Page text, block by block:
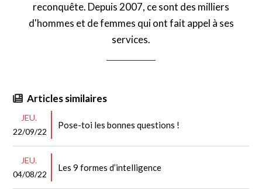
reconquête. Depuis 2007, ce sont des milliers
d'hommes et de femmes qui ont fait appel à ses
services.
Articles similaires
JEU.
22/09/22
Pose-toi les bonnes questions !
JEU.
04/08/22
Les 9 formes d’intelligence